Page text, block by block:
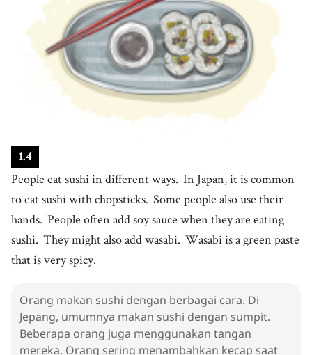
customer[n]/ˈkʌstəmɚ/
pelanggan
skill[n / skɪl/
keterampilan
dengan indah
29.ehomaki[n]/ˌɛhəmˈæki/
ehomaki
30.believe[v]/bəˈliv/
percaya
1.4
People eat sushi in different ways. In Japan, it is common
to eat sushi with chopsticks. Some people also use their
hands. People often add soy sauce when they are eating
sushi. They might also add wasabi. Wasabi is a green paste
that is very spicy.
Orang makan sushi dengan berbagai cara. Di
Jepang, umumnya makan sushi dengan sumpit.
Beberapa orang juga menggunakan tangan
mereka. Orang sering menambahkan kecap saat